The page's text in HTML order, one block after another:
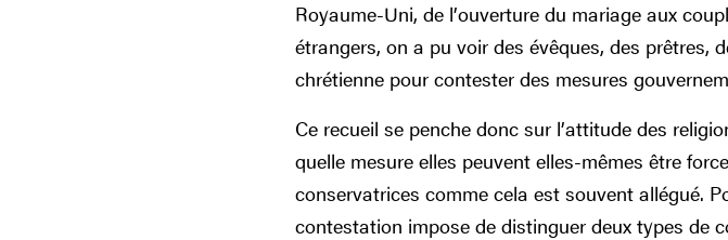
Royaume-Uni, de l’ouverture du mariage aux
étrangers, on a pu voir des évêques, des prêtres,
chrétienne pour contester des mesures
Ce recueil se penche donc sur l’attitude des
quelle mesure elles peuvent elles-mêmes être
conservatrices comme cela est souvent allégué.
contestation impose de distinguer deux types de